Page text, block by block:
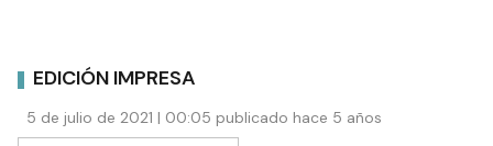
EDICIÓN IMPRESA
5 de julio de 2021 | 00:05 publicado hace 5 años